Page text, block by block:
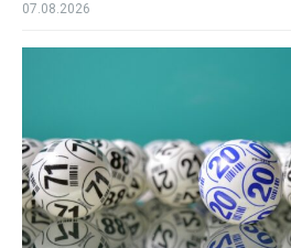
07.08.2026